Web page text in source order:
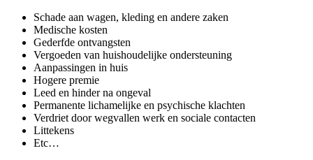
Schade aan wagen, kleding en andere zaken
Medische kosten
Gederfde ontvangsten
Vergoeden van huishoudelijke ondersteuning
Aanpassingen in huis
Hogere premie
Leed en hinder na ongeval
Permanente lichamelijke en psychische klachten
Verdriet door wegvallen werk en sociale contacten
Littekens
Etc…